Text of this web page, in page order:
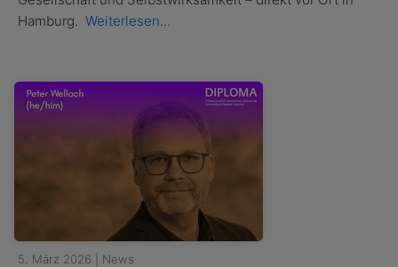
Hamburg. Weiterlesen...
5. März 2026 | News